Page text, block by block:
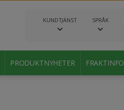
KUNDTJÄNST SPRÅK
PRODUKTNYHETER